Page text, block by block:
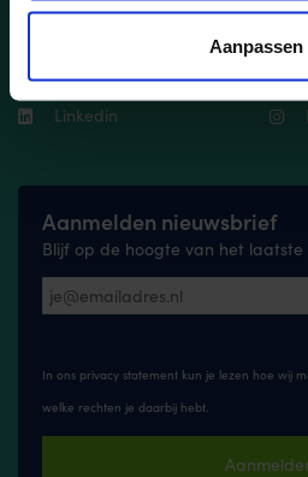
Aanpassen
Connect with us!
Linkedin
Aanmelden nieuwsbrief
Blijf op de hoogte van het laatste
In ons privacy statement kun je lezen hoe wij
welke rechten je daarbij hebt.